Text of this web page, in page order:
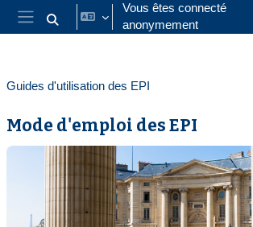
Passer au contenu principal
Panneau latéral
Activer/désactiver la saisie de recherche
Vous êtes connecté
anonymement
Guides d'utilisation des EPI
Mode d'emploi des EPI